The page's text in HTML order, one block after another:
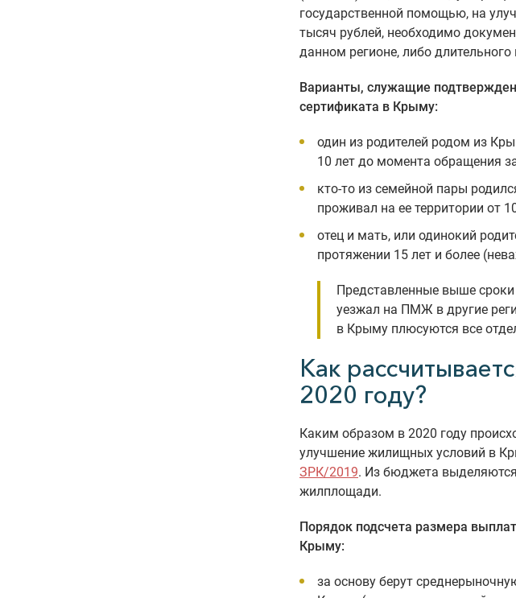
государственной помощью, на
тысяч рублей, необходимо
данном регионе, либо
Варианты, служащие
сертификата в Крыму:
один из родителей родом из
10 лет до момента обращения
кто-то из семейной пары
проживал на ее территории от
отец и мать, или одинокий
протяжении 15 лет и более
Представленные выше
уезжал на ПМЖ в другие
в Крыму плюсуются все
Как
2020 году?
Каким образом в 2020 году
улучшение жилищных условий в
ЗРК/2019. Из бюджета
жилплощади.
Порядок подсчета размера
Крыму:
за основу берут